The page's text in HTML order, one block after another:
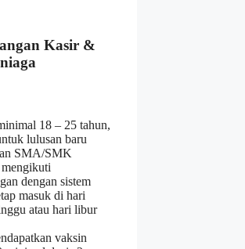
Kasir &
18 – 25 tahun,
lulusan baru
SMA/SMK
dengan sistem
masuk di hari
atau hari libur
vaksin